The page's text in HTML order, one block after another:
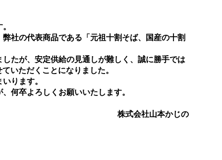
社の代表商品である「元祖十割そば、国産の十割
たが、安定供給の見通しが難しく、誠に勝手では
いただくことになりました。
ります。
何卒よろしくお願いいたします。
株式会社山本かじの